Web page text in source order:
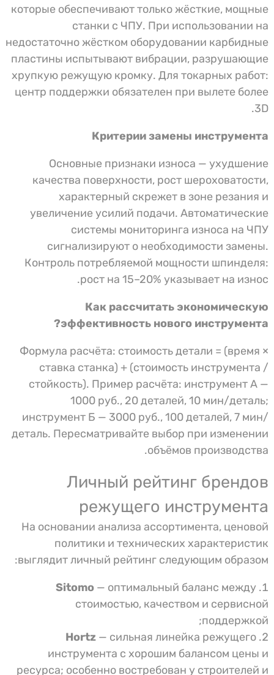
которые обеспечивают только жёсткие, мощные
станки с ЧПУ. При использовании на
недостаточно жёстком оборудовании карбидные
пластины испытывают вибрации, разрушающие
хрупкую режущую кромку. Для токарных работ:
центр поддержки обязателен при вылете более
3D.
Критерии замены инструмента
Основные признаки износа — ухудшение
качества поверхности, рост шероховатости,
характерный скрежет в зоне резания и
увеличение усилий подачи. Автоматические
системы мониторинга износа на ЧПУ
сигнализируют о необходимости замены.
Контроль потребляемой мощности шпинделя:
рост на 15–20% указывает на износ.
Как рассчитать экономическую
эффективность нового инструмента?
Формула расчёта: стоимость детали = (время ×
ставка станка) + (стоимость инструмента /
стойкость). Пример расчёта: инструмент А —
1000 руб., 20 деталей, 10 мин/деталь;
инструмент Б — 3000 руб., 100 деталей, 7 мин/
деталь. Пересматривайте выбор при изменении
объёмов производства.
Личный рейтинг брендов
режущего инструмента
На основании анализа ассортимента, ценовой
политики и технических характеристик
выглядит личный рейтинг следующим образом:
Sitomo — оптимальный баланс между
стоимостью, качеством и сервисной
поддержкой;
Hortz — сильная линейка режущего
инструмента с хорошим балансом цены и
ресурса; особенно востребован у строителей и